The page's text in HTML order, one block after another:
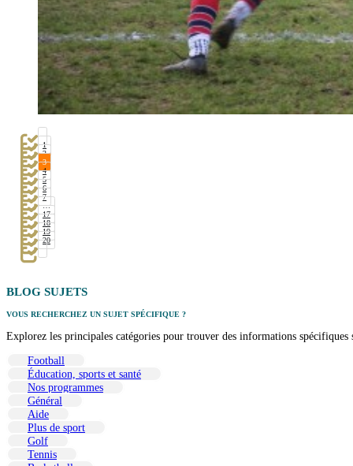
1
2
3
4
5
6
7
…
17
18
19
20
BLOG SUJETS
VOUS RECHERCHEZ UN SUJET SPÉCIFIQUE ?
Explorez les principales catégories pour trouver des informations spécifiques
Football
Éducation, sports et santé
Nos programmes
Général
Aide
Plus de sport
Golf
Tennis